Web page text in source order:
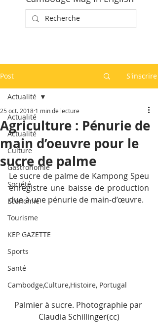
Post S'inscrire
Actualité
Actualité
Culture
Gastronomie
Société
Economie
Tourisme
KEP GAZETTE
Sports
Santé
Cambodge,Culture,Histoire, Portugal
Actualité
Agriculture : Pénurie de
main d’oeuvre pour le
sucre de palme
25 oct. 2018 1 min de lecture
Le sucre de palme de Kampong Speu
enregistre une baisse de production
due à une pénurie de main-d’œuvre.
Palmier à sucre. Photographie par
Claudia Schillinger(cc)